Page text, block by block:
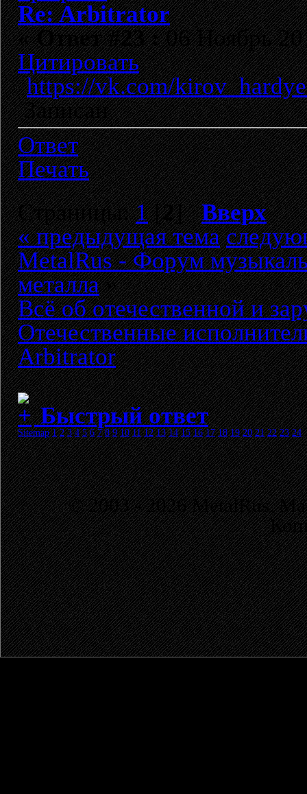
Re: Arbitrator
«Ответ #23 :06 Ноябрь
Цитировать
https://vk.com/
Записан
Ответ
Печать
Страницы:1[2]Вверх
« предыдущая тема
MetalRus - Форум
металла»
Всё об отечественной и
Отечественные
Arbitrator
Быстрый ответ
Sitemap 1 2 3 4 5 6 7 8 9 10 11 12 13 14 15 16 17 18 19 20 21 22 23 24
© 2003 - 2026 MetalRus.